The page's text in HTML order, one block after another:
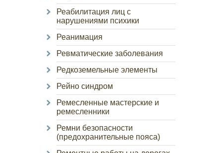
Реабилитация лиц с
нарушениями психики
Реанимация
Ревматические заболевания
Редкоземельные элементы
Рейно синдром
Ремесленные мастерские и
ремесленники
Ремни безопасности
(предохранительные пояса)